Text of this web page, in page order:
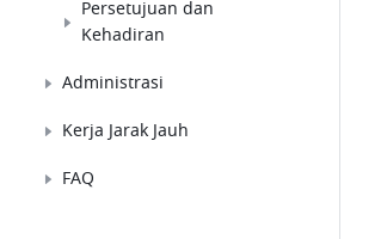
Persetujuan dan
Kehadiran
Administrasi
Kerja Jarak Jauh
FAQ